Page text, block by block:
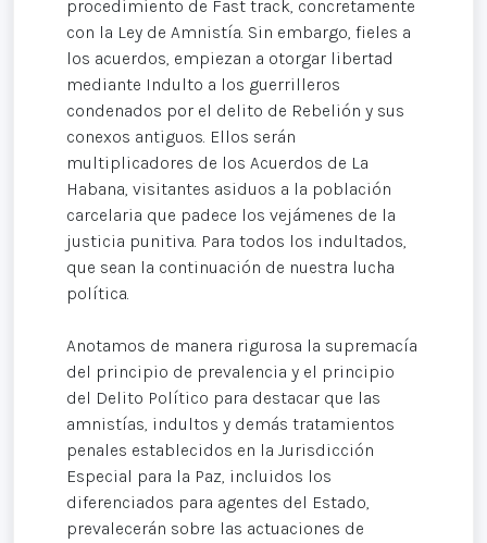
procedimiento de Fast track, concretamente
con la Ley de Amnistía. Sin embargo, fieles a
los acuerdos, empiezan a otorgar libertad
mediante Indulto a los guerrilleros
condenados por el delito de Rebelión y sus
conexos antiguos. Ellos serán
multiplicadores de los Acuerdos de La
Habana, visitantes asiduos a la población
carcelaria que padece los vejámenes de la
justicia punitiva. Para todos los indultados,
que sean la continuación de nuestra lucha
política.
Anotamos de manera rigurosa la supremacía
del principio de prevalencia y el principio
del Delito Político para destacar que las
amnistías, indultos y demás tratamientos
penales establecidos en la Jurisdicción
Especial para la Paz, incluidos los
diferenciados para agentes del Estado,
prevalecerán sobre las actuaciones de